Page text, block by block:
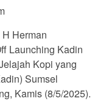
Herman
Launching Kadin
Kopi yang
Sumsel
Kamis (8/5/2025).